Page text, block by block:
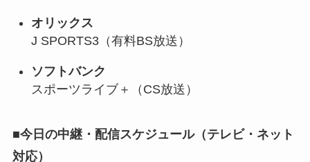
オリックス
J SPORTS3（有料BS放送）
ソフトバンク
スポーツライブ＋（CS放送）
■今日の中継・配信スケジュール（テレビ・ネット
対応）